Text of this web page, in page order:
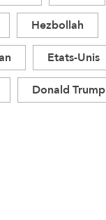
Hezbollah
Etats-Unis
Donald Trump